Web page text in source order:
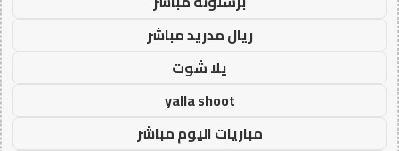
ريال مدريد مباشر
يلا شوت
yalla shoot
مباريات اليوم مباشر